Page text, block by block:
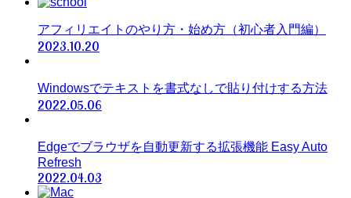
アフィリエイトのやり方・始め方（初心者入門編）
2023.10.20
Windowsでテキストを書式なしで貼り付けする方法
2022.05.06
Edgeでブラウザを自動更新する拡張機能 Easy Auto
Refresh
2022.04.03